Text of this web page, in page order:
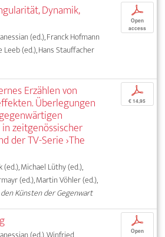
Dynamik,
(ed.), Franck Hofmann
Leeb (ed.), Hans Stauffacher
p
Open
access
Erzählen von
Überlegungen
in zeitgenössischer
der TV-Serie ›The
(ed.), Michael Lüthy (ed.),
(ed.), Martin Vöhler (ed.),
Künsten der Gegenwart
p
€ 14,95
p
Open